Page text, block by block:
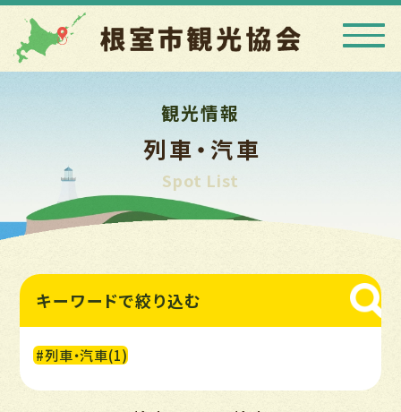
観光情報
列車・汽車
Spot List
キーワードで絞り込む
#列車・汽車(1)